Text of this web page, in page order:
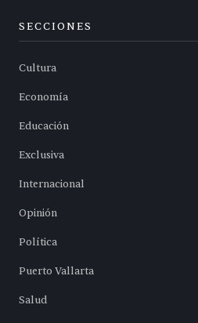
SECCIONES
Cultura
Economía
Educación
Exclusiva
Internacional
Opinión
Política
Puerto Vallarta
Salud